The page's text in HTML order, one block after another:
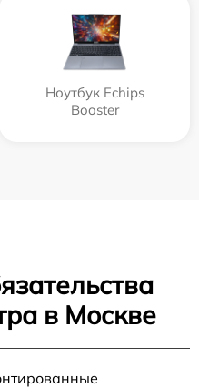
Ноутбук Echips
Booster
в Москве